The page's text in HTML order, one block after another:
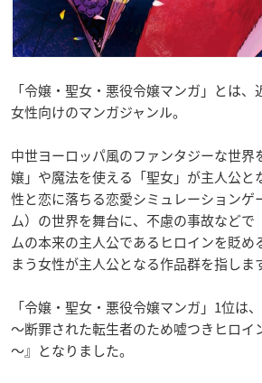
「令嬢・聖女・悪役令嬢マンガ」とは
女性向けのマンガジャンル。
中世ヨーロッパ風のファンタジーな世界
嬢」や魔法を使える「聖女」が主人公と
性と恋に落ちる恋愛シミュレーションゲ
ム）の世界を舞台に、不慮の事故などで
ムの本来の主人公であるヒロインを貶め
まう女性が主人公となる作品群を指しま
「令嬢・聖女・悪役令嬢マンガ」1位は
～断罪された転生者のため嘘つきヒロイ
～』となりました。